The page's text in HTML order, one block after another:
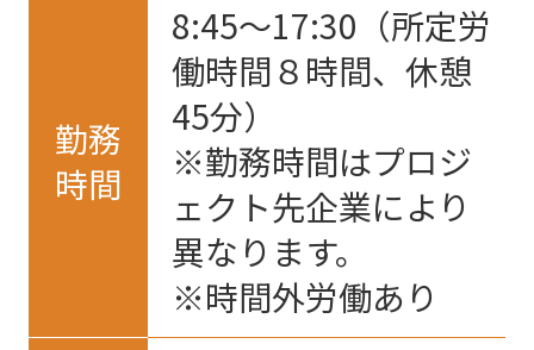
勤務
時間
8:45〜17:30（所定労
働時間８時間、休憩
45分）
※勤務時間はプロジ
ェクト先企業により
異なります。
※時間外労働あり